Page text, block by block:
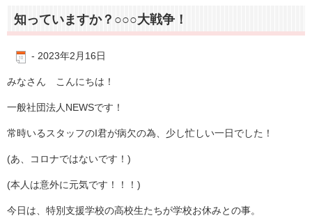
知っていますか？○○○大戦争！
- 2023年2月16日
みなさん こんにちは！
一般社団法人 NEWSです！
常時いるスタッフのI君が病欠の為、少し忙しい一日でした！
(あ、コロナではないです！ )
(本人は意外に元気です！！！ )
今日は、特別支援学校の高校生たちが学校お休みとの事。